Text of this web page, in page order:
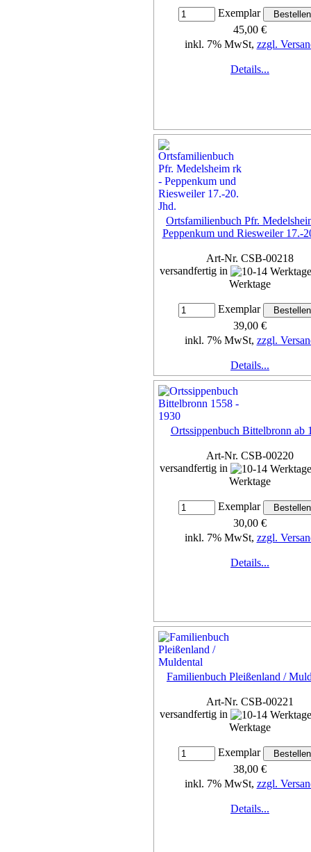
Exemplar
45,00 €
inkl. 7% MwSt, zzgl.
Details...
Ortsfamilienbuch Pfr.
Peppenkum und Riesweiler 17.-
Art-Nr. CSB-00218
versandfertig in
Werktage
Exemplar
39,00 €
inkl. 7% MwSt, zzgl.
Details...
Ortssippenbuch Bittelbronn ab
Art-Nr. CSB-00220
versandfertig in
Werktage
Exemplar
30,00 €
inkl. 7% MwSt, zzgl.
Details...
Familienbuch Pleißenland /
Art-Nr. CSB-00221
versandfertig in
Werktage
Exemplar
38,00 €
inkl. 7% MwSt, zzgl.
Details...